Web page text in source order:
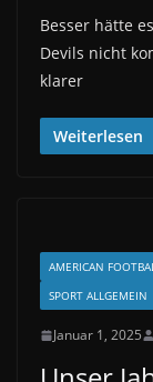
Besser hätte
Devils nicht
klarer
Weiterlesen
AMERICAN
SPORT ALLGEMEIN
Januar 1, 2025